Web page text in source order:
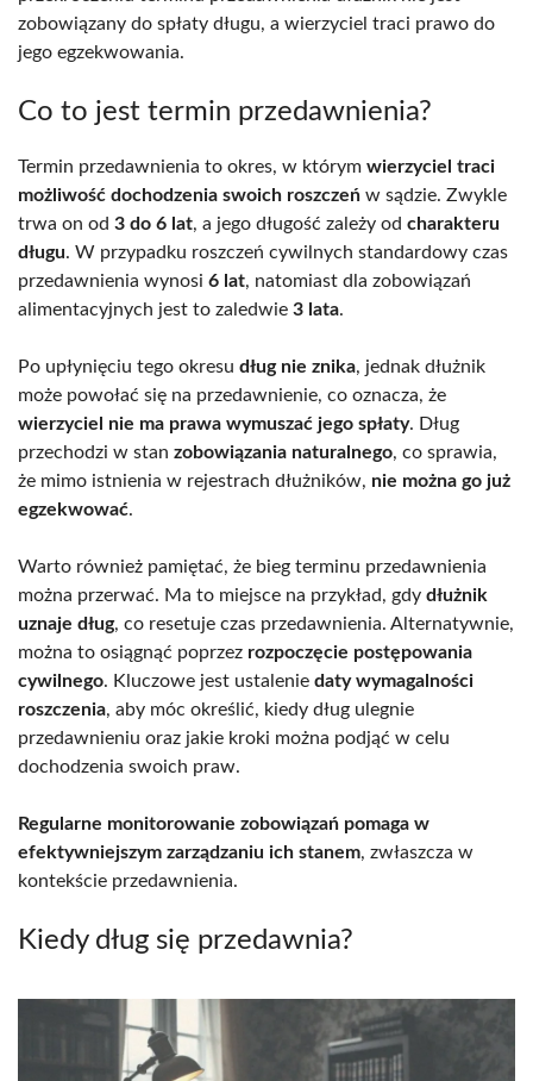
zobowiązany do spłaty długu, a wierzyciel traci prawo do
jego egzekwowania.
Co to jest termin przedawnienia?
Termin przedawnienia to okres, w którym wierzyciel traci
możliwość dochodzenia swoich roszczeń w sądzie. Zwykle
trwa on od 3 do 6 lat, a jego długość zależy od charakteru
długu. W przypadku roszczeń cywilnych standardowy czas
przedawnienia wynosi 6 lat, natomiast dla zobowiązań
alimentacyjnych jest to zaledwie 3 lata.
Po upłynięciu tego okresu dług nie znika, jednak dłużnik
może powołać się na przedawnienie, co oznacza, że
wierzyciel nie ma prawa wymuszać jego spłaty. Dług
przechodzi w stan zobowiązania naturalnego, co sprawia,
że mimo istnienia w rejestrach dłużników, nie można go już
egzekwować.
Warto również pamiętać, że bieg terminu przedawnienia
można przerwać. Ma to miejsce na przykład, gdy dłużnik
uznaje dług, co resetuje czas przedawnienia. Alternatywnie,
można to osiągnąć poprzez rozpoczęcie postępowania
cywilnego. Kluczowe jest ustalenie daty wymagalności
roszczenia, aby móc określić, kiedy dług ulegnie
przedawnieniu oraz jakie kroki można podjąć w celu
dochodzenia swoich praw.
Regularne monitorowanie zobowiązań pomaga w
efektywniejszym zarządzaniu ich stanem, zwłaszcza w
kontekście przedawnienia.
Kiedy dług się przedawnia?